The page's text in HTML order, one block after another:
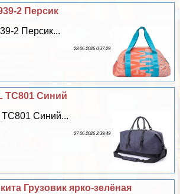
2 Персик
2 Персик...
28 06 2026 0:37:29
TC801 Синий
Синий...
27 06 2026 2:39:49
Грузовик ярко-зелёная